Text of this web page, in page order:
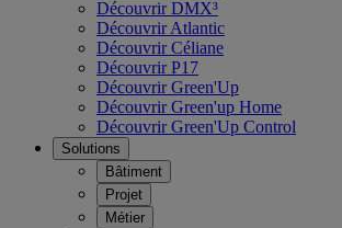
Découvrir DMX³
Découvrir Atlantic
Découvrir Céliane
Découvrir P17
Découvrir Green'Up
Découvrir Green'up Home
Découvrir Green'Up Control
Solutions
Bâtiment
Projet
Métier